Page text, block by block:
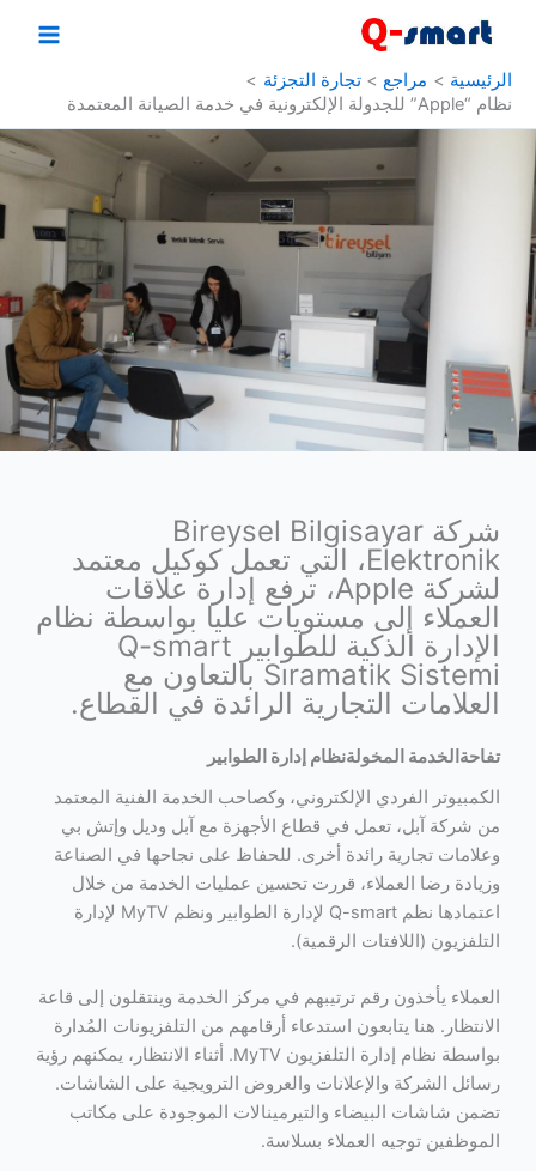
المحتوىالرئيسية مراجع
تجارة التجزئة
نظام “Apple” للجدولة الإلكترونية في خدمة الصيانة المعتمدة
شركة Bireysel Bilgisayar
Elektronik، التي تعمل كوكيل معتمد
لشركة Apple، ترفع إدارة علاقات
العملاء إلى مستويات عليا بواسطة نظام
الإدارة الذكية للطوابير Q-smart
Sıramatik Sistemi بالتعاون مع
العلامات التجارية الرائدة في القطاع.
تفاحة الخدمة المخولةنظام إدارة الطوابير
الكمبيوتر الفردي الإلكتروني، وكصاحب الخدمة الفنية المعتمد
من شركة آبل، تعمل في قطاع الأجهزة مع آبل وديل وإتش بي
وعلامات تجارية رائدة أخرى. للحفاظ على نجاحها في الصناعة
وزيادة رضا العملاء، قررت تحسين عمليات الخدمة من خلال
اعتمادها نظم Q-smart لإدارة الطوابير ونظم MyTV لإدارة
التلفزيون (اللافتات الرقمية).
العملاء يأخذون رقم ترتيبهم في مركز الخدمة وينتقلون إلى قاعة
الانتظار. هنا يتابعون استدعاء أرقامهم من التلفزيونات المُدارة
بواسطة نظام إدارة التلفزيون MyTV. أثناء الانتظار، يمكنهم رؤية
رسائل الشركة والإعلانات والعروض الترويجية على الشاشات.
تضمن شاشات البيضاء والتيرمينالات الموجودة على مكاتب
الموظفين توجيه العملاء بسلاسة.